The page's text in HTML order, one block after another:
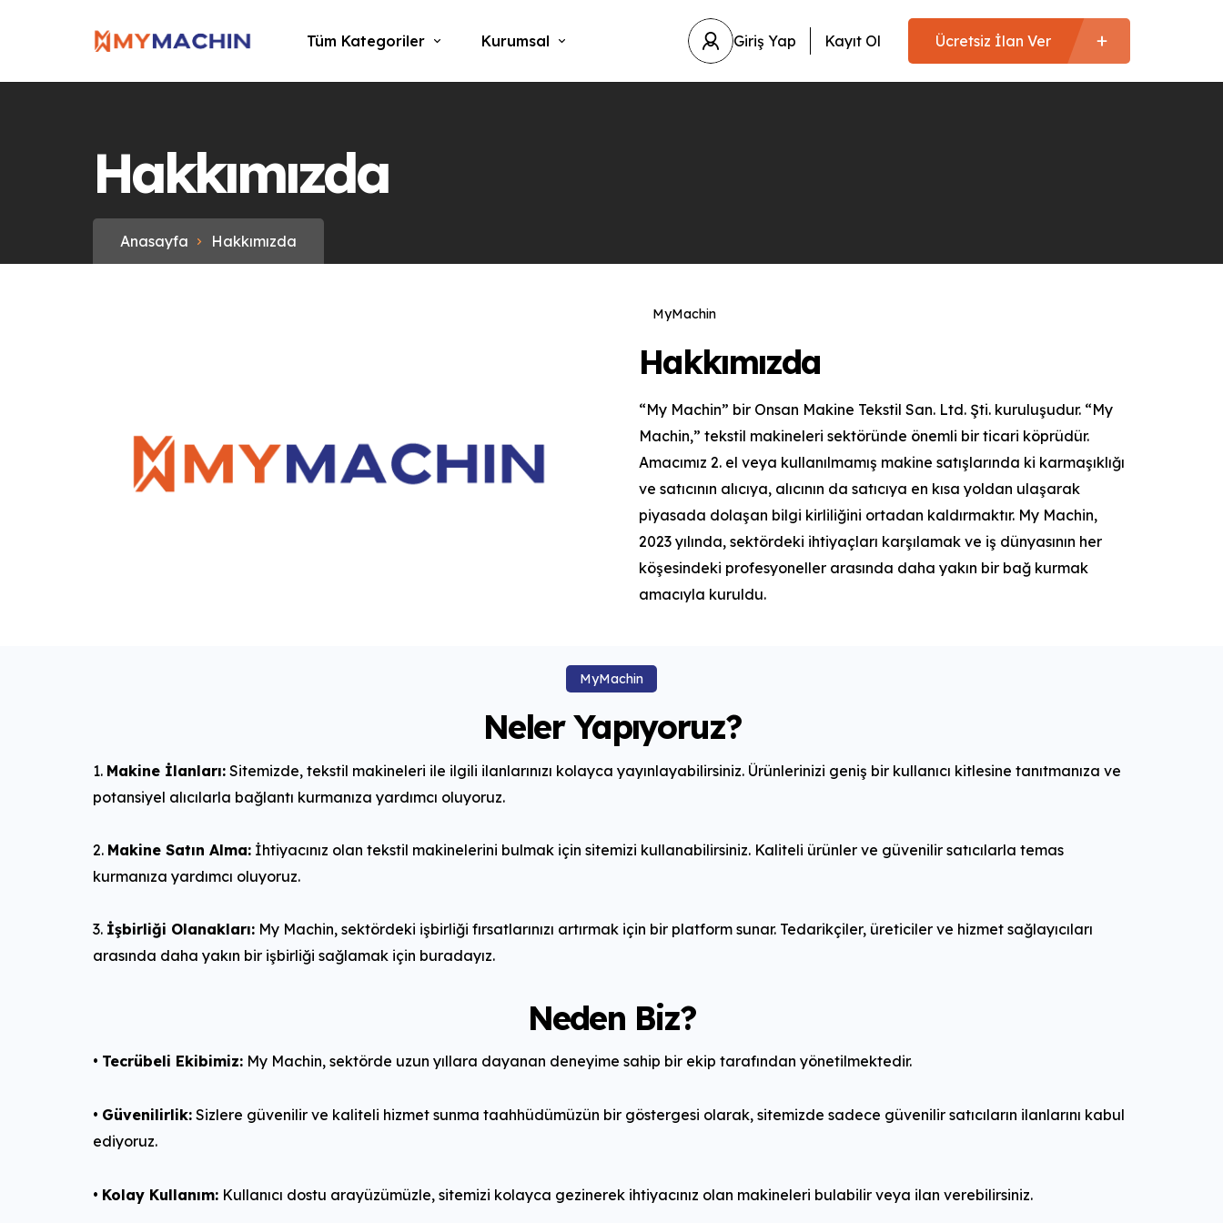
Tüm Kategoriler Kurumsal Giriş Yap Kayıt Ol Ücretsiz İlan Ver
Hakkımızda
Anasayfa Hakkımızda
MyMachin
Hakkımızda
“My Machin” bir Onsan Makine Tekstil San. Ltd. Şti. kuruluşudur. “My
Machin,” tekstil makineleri sektöründe önemli bir ticari köprüdür.
Amacımız 2. el veya kullanılmamış makine satışlarında ki karmaşıklığı
ve satıcının alıcıya, alıcının da satıcıya en kısa yoldan ulaşarak
piyasada dolaşan bilgi kirliliğini ortadan kaldırmaktır. My Machin,
2023 yılında, sektördeki ihtiyaçları karşılamak ve iş dünyasının her
köşesindeki profesyoneller arasında daha yakın bir bağ kurmak
amacıyla kuruldu.
MyMachin
Neler Yapıyoruz?
Makine İlanları: Sitemizde, tekstil makineleri ile ilgili ilanlarınızı kolayca yayınlayabilirsiniz. Ürünlerinizi geniş bir kullanıcı kitlesine tanıtmanıza ve
potansiyel alıcılarla bağlantı kurmanıza yardımcı oluyoruz.
Makine Satın Alma: İhtiyacınız olan tekstil makinelerini bulmak için sitemizi kullanabilirsiniz. Kaliteli ürünler ve güvenilir satıcılarla temas
kurmanıza yardımcı oluyoruz.
İşbirliği Olanakları: My Machin, sektördeki işbirliği fırsatlarınızı artırmak için bir platform sunar. Tedarikçiler, üreticiler ve hizmet sağlayıcıları
arasında daha yakın bir işbirliği sağlamak için buradayız.
Neden Biz?
• Tecrübeli Ekibimiz: My Machin, sektörde uzun yıllara dayanan deneyime sahip bir ekip tarafından yönetilmektedir.
• Güvenilirlik: Sizlere güvenilir ve kaliteli hizmet sunma taahhüdümüzün bir göstergesi olarak, sitemizde sadece güvenilir satıcıların ilanlarını kabul
ediyoruz.
• Kolay Kullanım: Kullanıcı dostu arayüzümüzle, sitemizi kolayca gezinerek ihtiyacınız olan makineleri bulabilir veya ilan verebilirsiniz.